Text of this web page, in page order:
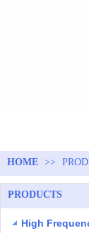
HOME >>
PRODUCTS
High